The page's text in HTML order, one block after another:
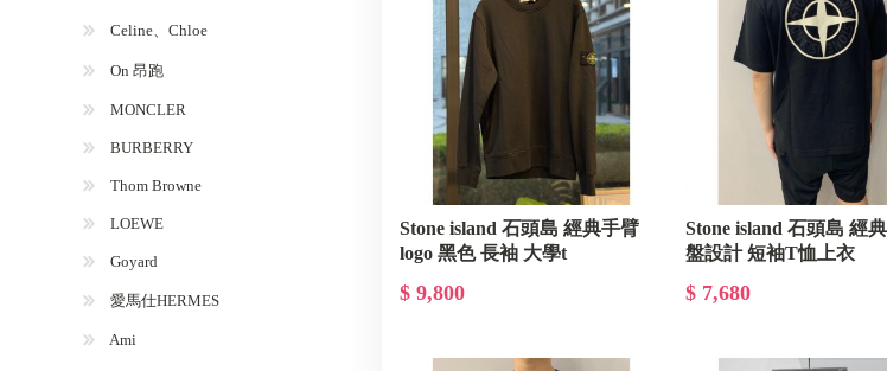
MONCLER
Thom Browne
LOEWE
Goyard
愛馬仕HERMES
AMIRI.D2牛仔
Stone island 石頭島 經典手臂
logo 黑色 長袖 大學t
$ 9,800
Stone island 石頭島 經
盤設計 短袖T恤上衣
$ 7,680
Celine、Chloe
On 昂跑
MONCLER
BURBERRY
Thom Browne
LOEWE
Goyard
愛馬仕HERMES
Ami